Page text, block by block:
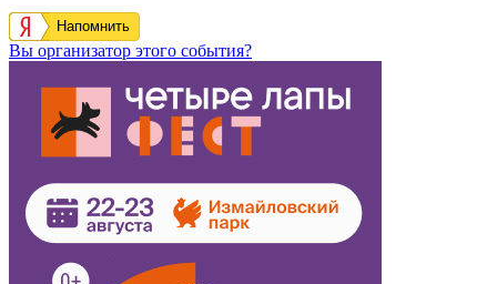
Напомнить
Вы организатор этого события?